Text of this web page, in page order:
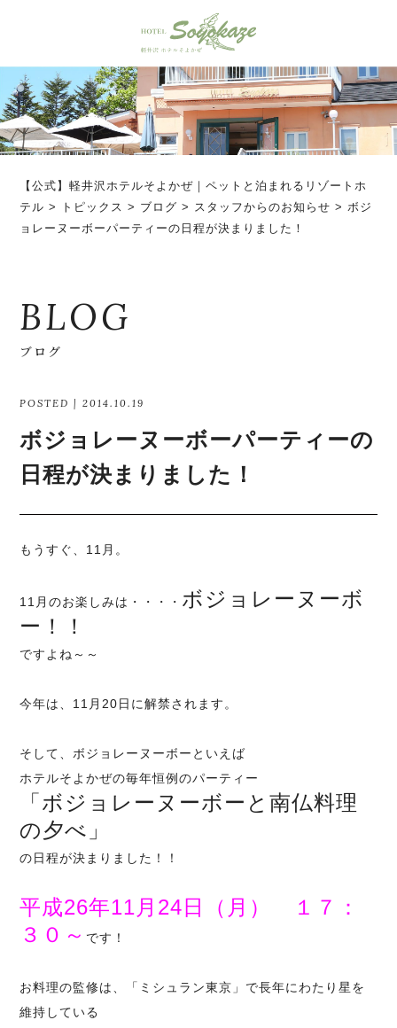
【公式】軽井沢ホテルそよかぜ｜ペットと泊まれるリゾートホ
テル > トピックス > ブログ > スタッフからのお知らせ > ボジ
ョレーヌーボーパーティーの日程が決まりました！
BLOG
ブログ
POSTED | 2014.10.19
ボジョレーヌーボーパーティーの
日程が決まりました！
もうすぐ、11月。
11月のお楽しみは・・・・ ボジョレーヌーボ
ー！！
ですよね～～
今年は、11月20日に解禁されます。
そして、ボジョレーヌーボーといえば
ホテルそよかぜの毎年恒例のパーティー
「ボジョレーヌーボーと南仏料理
の夕べ」
の日程が決まりました！！
平成26年11月24日（月） １７：
３０～ です！
お料理の監修は、「ミシュラン東京」で長年にわたり星を
維持している